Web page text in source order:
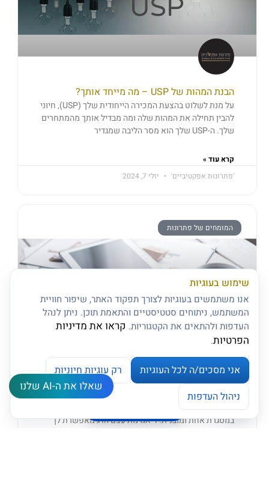
הבנת המהות של USP – מה מייחד אותך?
על מנת לשלוט בהצעת המכירה הייחודית שלך (USP), חיוני
להבין תחילה את המהות שלה ומה מבדיל אותך מהמתחרים
שלך. ה-USP שלך הוא מסר הליבה שמגדיר
קרא עוד »
'פתרונות אפקטיביים'
יולי 7, 2024
המומחים של פתרונות
חשוף את הסיבות השורשיות עם דיאגרמת עצם
הדג: כלי סיעור מוחות קלאסי
תארו לעצמכם יכולת לדמיין את הרשת המקושרת של
גורמים התורמים לנושא מסוים, מהמובן מאליו ועד לא ברור,
במסגרת אחת ומובנית. דיאגרמת עצם הדג מאפשרת לך
שאלו את ה-AI שלנו
שימוש בעוגיות
אנו משתמשים בעוגיות לצורך תפקוד האתר, שיפור חוויית
המשתמש, ניתוחים סטטיסטיים והתאמת תוכן. ניתן לנהל
העדפות ולהתאים את הקטגוריות. קראו את מדיניות
הפרטיות.
אני מסכים/ה לכל העוגיות
רק עוגיות חיוניות
ניהול העדפות
צרו קשר
Open chaty